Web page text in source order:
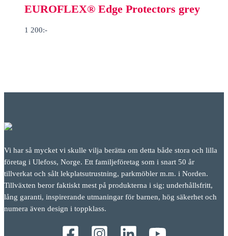
EUROFLEX® Edge Protectors grey
1 200:-
Vi har så mycket vi skulle vilja berätta om detta både stora och lilla
företag i Ulefoss, Norge. Ett familjeföretag som i snart 50 år
tillverkat och sålt lekplatsutrustning, parkmöbler m.m. i Norden.
Tillväxten beror faktiskt mest på produkterna i sig; underhållsfritt,
lång garanti, inspirerande utmaningar för barnen, hög säkerhet och
numera även design i toppklass.